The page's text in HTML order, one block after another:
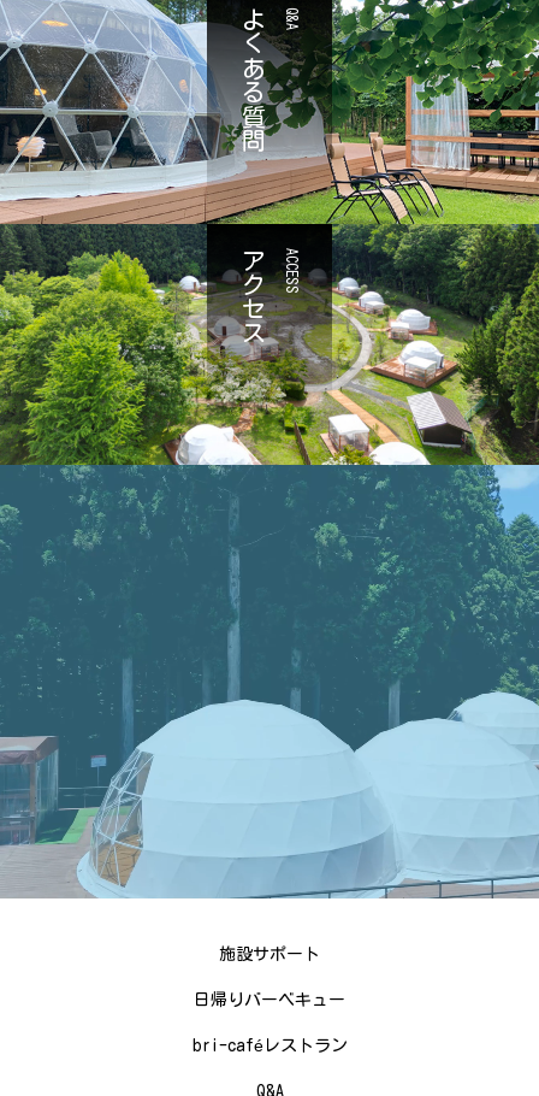
Q&A
よくある質問
ACCESS
アクセス
施設サポート
日帰りバーベキュー
bri-caféレストラン
Q&A